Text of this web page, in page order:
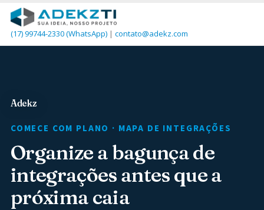
(17) 99744-2330(WhatsApp) | contato@adekz.com
Adekz
COMECE COM PLANO · MAPA DE INTEGRAÇÕES
Organize a bagunça de
integrações antes que a
próxima caia